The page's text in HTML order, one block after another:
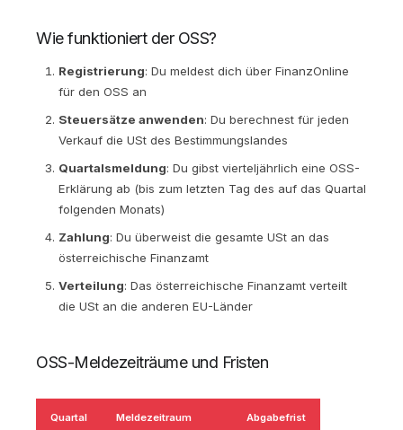
Wie funktioniert der OSS?
Registrierung: Du meldest dich über FinanzOnline
für den OSS an
Steuersätze anwenden: Du berechnest für jeden
Verkauf die USt des Bestimmungslandes
Quartalsmeldung: Du gibst vierteljährlich eine OSS-
Erklärung ab (bis zum letzten Tag des auf das Quartal
folgenden Monats)
Zahlung: Du überweist die gesamte USt an das
österreichische Finanzamt
Verteilung: Das österreichische Finanzamt verteilt
die USt an die anderen EU-Länder
OSS-Meldezeiträume und Fristen
Quartal Meldezeitraum Abgabefrist